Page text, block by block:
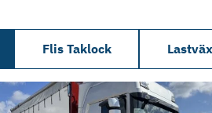
Flis Taklock